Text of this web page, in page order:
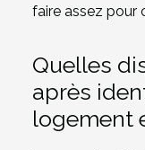
faire assez pour
Quelles
après
logement